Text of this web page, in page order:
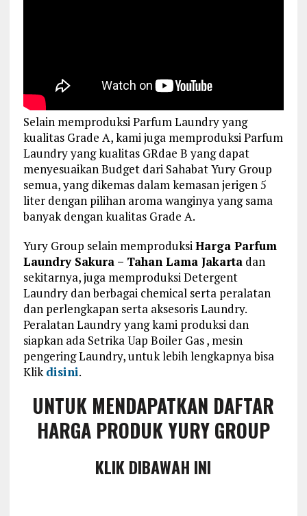
Selain memproduksi Parfum Laundry yang
kualitas Grade A, kami juga memproduksi Parfum
Laundry yang kualitas GRdae B yang dapat
menyesuaikan Budget dari Sahabat Yury Group
semua, yang dikemas dalam kemasan jerigen 5
liter dengan pilihan aroma wanginya yang sama
banyak dengan kualitas Grade A.
Yury Group selain memproduksiHarga Parfum
Laundry Sakura – Tahan Lama Jakartadan
sekitarnya, juga memproduksi Detergent
Laundry dan berbagai chemical serta peralatan
dan perlengkapan serta aksesoris Laundry.
Peralatan Laundry yang kami produksi dan
siapkan ada Setrika Uap Boiler Gas , mesin
pengering Laundry, untuk lebih lengkapnya bisa
Klikdisini.
UNTUK MENDAPATKAN DAFTAR
HARGA PRODUK YURY GROUP
KLIK DIBAWAH INI